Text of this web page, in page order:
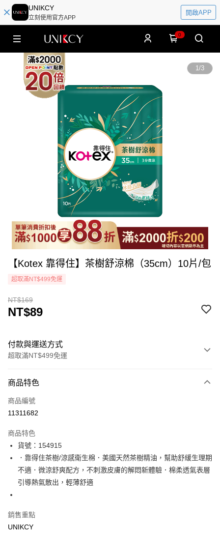
UNIKCY
立刻使用官方APP
開啟APP
0
1/3
【Kotex 靠得住】茶樹舒涼棉（35cm）10片/包
超取滿NT$499免運
NT$169
NT$89
付款與運送方式
超取滿NT$499免運
icash Pay
信用卡一次付款
LINE Pay
Apple Pay
街口支付
悠遊付
Google Pay
商品特色
商品編號
11311682
商品特色
貨號：154915
．靠得住茶樹/涼感衛生棉．美國天然茶樹精油，幫助舒緩生理期
不適．微涼舒爽配方，不刺激皮膚的解悶新體驗．棉柔透氣表層
引導熱氣散出，輕薄舒適
銷售重點
UNIKCY